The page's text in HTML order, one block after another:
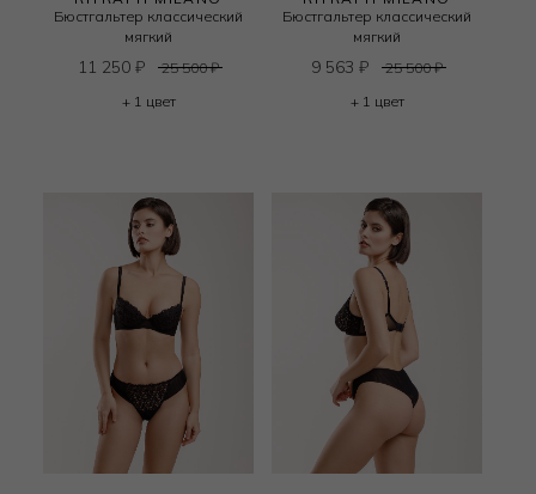
Бюстгальтер классический
мягкий
11 250 ₽ 25 500₽
+ 1 цвет
Бюстгальтер классический
мягкий
9 563 ₽ 25 500₽
+ 1 цвет